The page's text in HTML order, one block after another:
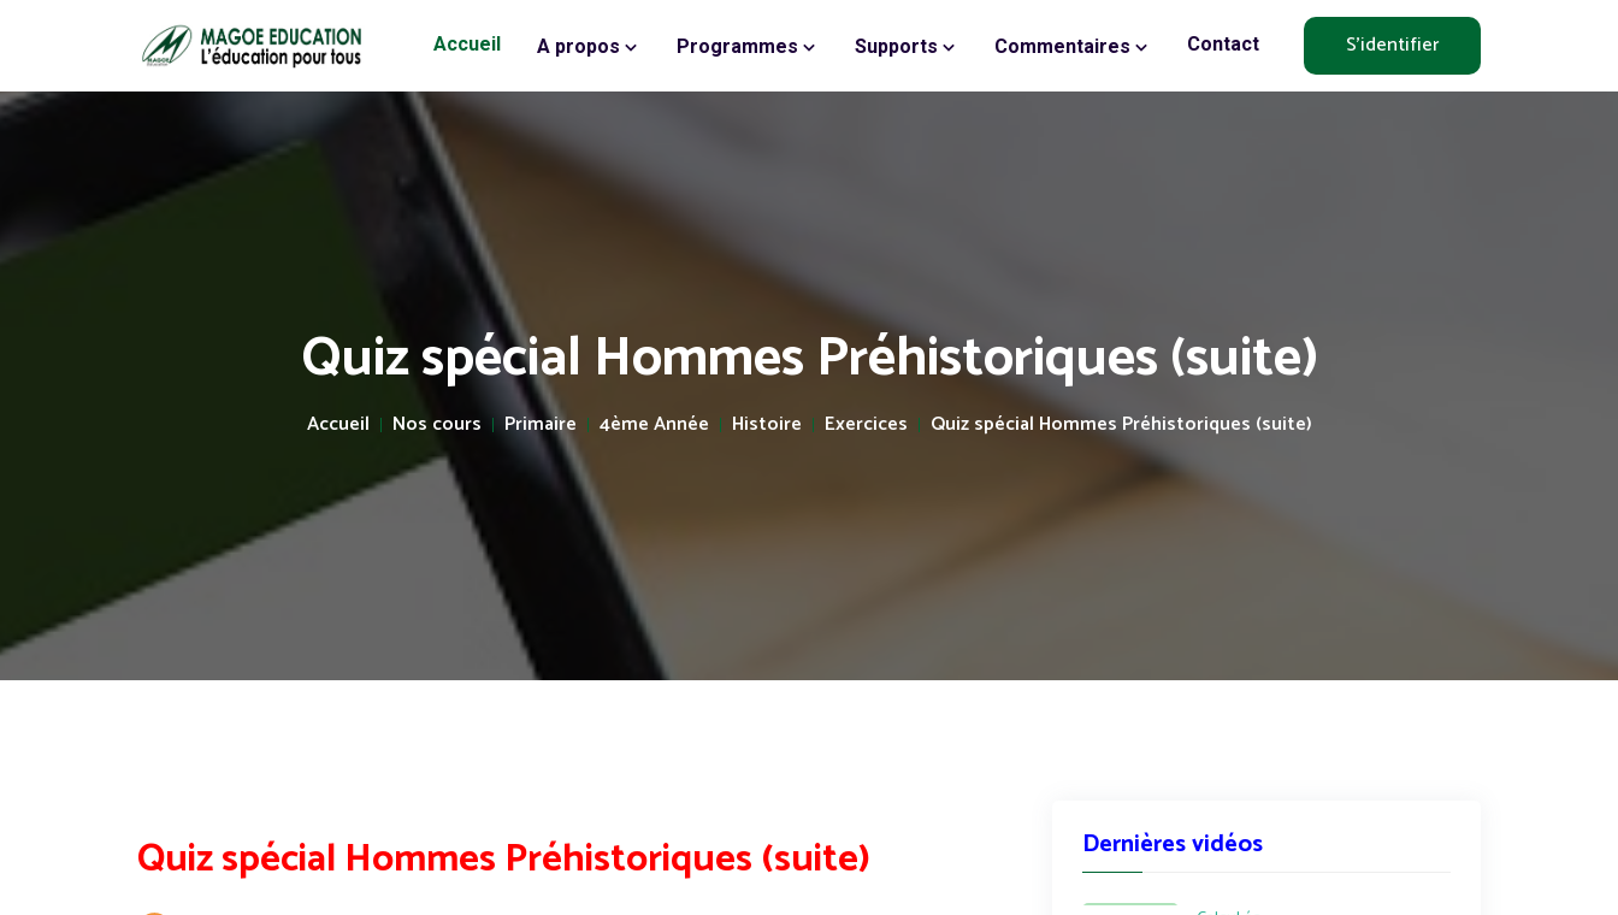
Accueil A propos Programmes Supports Commentaires Contact S'identifier
Quiz spécial Hommes Préhistoriques (suite)
Accueil Nos cours Primaire 4ème Année Histoire Exercices Quiz spécial Hommes Préhistoriques (suite)
Quiz spécial Hommes Préhistoriques (suite) Dernières vidéos